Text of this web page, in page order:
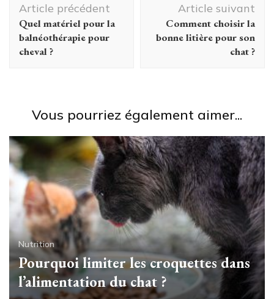
d'article
Article précédent
Quel matériel pour la
balnéothérapie pour
cheval ?
Article suivant
Comment choisir la
bonne litière pour son
chat ?
Vous pourriez également aimer...
Nutrition
Pourquoi limiter les croquettes dans
l’alimentation du chat ?